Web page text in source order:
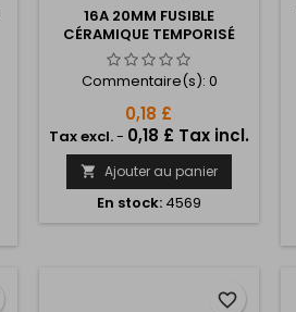
16A 20MM FUSIBLE
CÉRAMIQUE TEMPORISÉ
Commentaire(s):0
0,18 £
Tax excl.- 0,18 £ Tax incl.
 Ajouter au panier
En stock: 4569
favorite_border